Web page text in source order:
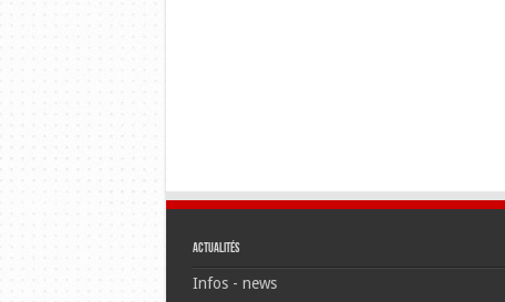
Actualités
Infos - news